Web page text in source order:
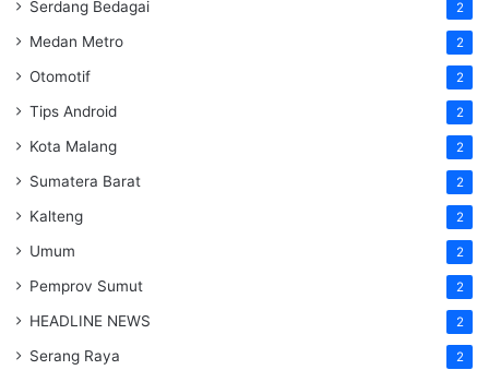
Serdang Bedagai 2
Medan Metro 2
Otomotif 2
Tips Android 2
Kota Malang 2
Sumatera Barat 2
Kalteng 2
Umum 2
Pemprov Sumut 2
HEADLINE NEWS 2
Serang Raya 2